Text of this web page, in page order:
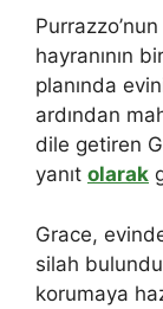
hayranının
planında
ardından
dile getiren
yanıt olarak
Grace,
silah
korumaya